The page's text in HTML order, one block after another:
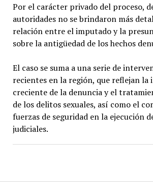
Por el carácter privado del proceso,
autoridades no se brindaron más
relación entre el imputado y la
sobre la antigüedad de los hechos
El caso se suma a una serie de
recientes en la región, que reflejan
creciente de la denuncia y el
de los delitos sexuales, así como el
fuerzas de seguridad en la ejecución
judiciales.